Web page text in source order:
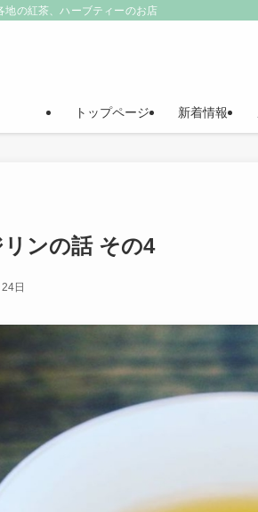
地の紅茶、ハーブティーのお店
トップページ 新着情報
リンの話 その4
日